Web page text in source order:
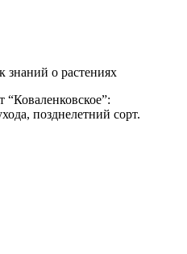
о растениях
“Коваленковское”:
позднелетний сорт.